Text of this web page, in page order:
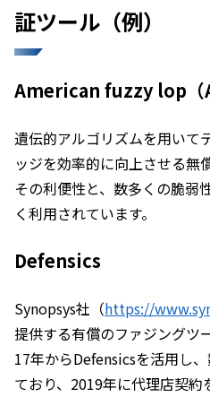
証ツール（例）
American fuzzy lop（
遺伝的アルゴリズムを用いて
ッジを効率的に向上させる無
その利便性と、数多くの脆弱
く利用されています。
Defensics
Synopsys社（https://
提供する有償のファジングツ
17年からDefensicsを活用し
ており、2019年に代理店契約